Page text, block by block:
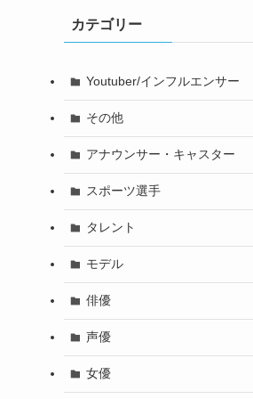
カテゴリー
Youtuber/インフルエンサー
その他
アナウンサー・キャスター
スポーツ選手
タレント
モデル
俳優
声優
女優